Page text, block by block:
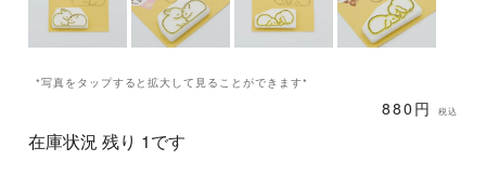
*写真をタップすると拡大して見ることができます*
880円 税込
在庫状況 残り 1です